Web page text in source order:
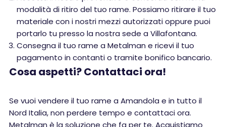
modalità di ritiro del tuo rame. Possiamo ritirare il tuo
materiale con i nostri mezzi autorizzati oppure puoi
portarlo tu presso la nostra sede a Villafontana.
Consegna il tuo rame a Metalman e ricevi il tuo
pagamento in contanti o tramite bonifico bancario.
Cosa aspetti? Contattaci ora!
Se vuoi vendere il tuo rame a Amandola e in tutto il
Nord Italia, non perdere tempo e contattaci ora.
Metalman è la soluzione che fa per te. Acquistiamo